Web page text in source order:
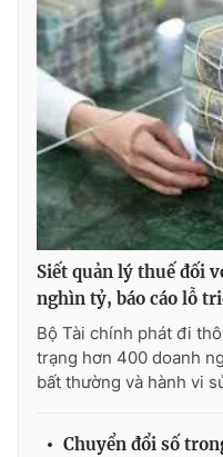
Siết quản lý thuế đối
nghìn tỷ, báo cáo lỗ
Bộ Tài chính phát đi
trạng hơn 400 doanh
bất thường và hành vi
Chuyển đổi số